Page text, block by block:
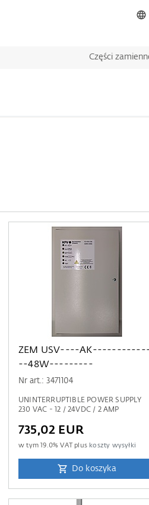
Części
ZEM USV----
--48W---------
Nr art.: 3471104
UNINTERRUPTIBLE POWER SUPPLY
230 VAC - 12 / 24VDC / 2 AMP
735,02 EUR
w tym19.0% VAT plus koszty wysyłki
Do koszyka